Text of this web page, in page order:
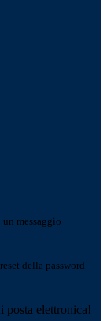
messaggio
della password
posta elettronica!